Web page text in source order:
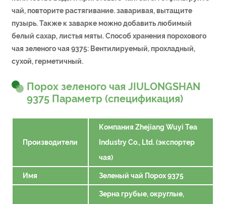
чай, повторите растягивание. заваривая, вытащите
пузырь. Также к заварке можно добавить любимый
белый сахар, листья мяты. Способ хранения порохового
чая зеленого чая 9375: Вентилируемый, прохладный,
сухой, герметичный.
Порох зеленого чая JIULONGSHAN
9375 Параметр (спецификация)
Производители
Компания Zhejiang Wuyi Tea
Industry Co., Ltd. (экспортер
чая)
Имя Зеленый чай Порох 9375
Зерна грубые, округлые,